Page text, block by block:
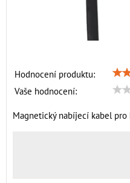
Hodnocení produktu:
Vaše hodnocení:
Magnetický nabíjecí kabel